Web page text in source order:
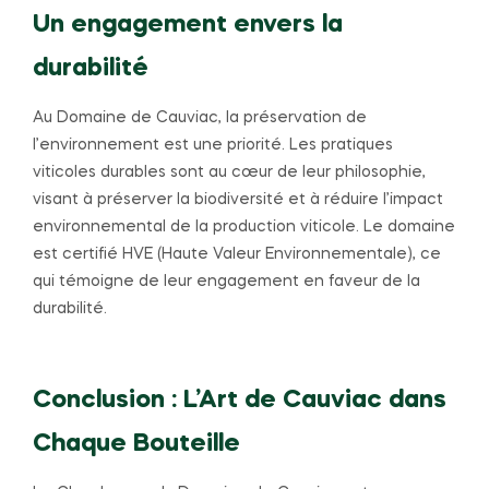
Un engagement envers la
durabilité
Au Domaine de Cauviac, la préservation de
l’environnement est une priorité. Les pratiques
viticoles durables sont au cœur de leur philosophie,
visant à préserver la biodiversité et à réduire l’impact
environnemental de la production viticole. Le domaine
est certifié HVE (Haute Valeur Environnementale), ce
qui témoigne de leur engagement en faveur de la
durabilité.
Conclusion : L’Art de Cauviac dans
Chaque Bouteille